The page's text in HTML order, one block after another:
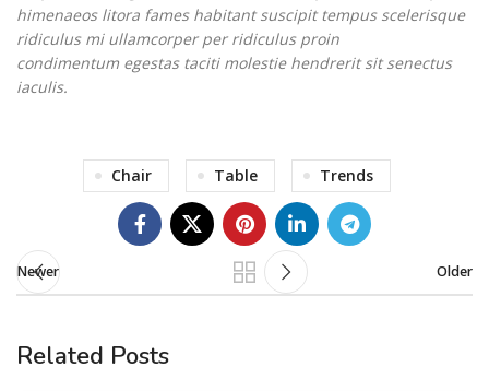
himenaeos litora fames habitant suscipit tempus scelerisque
ridiculus mi ullamcorper per ridiculus proin
condimentum egestas taciti molestie hendrerit sit senectus
iaculis.
Chair Table Trends
Newer Older
Related Posts